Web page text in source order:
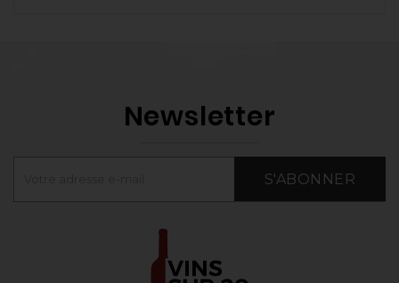
Newsletter
S'ABONNER